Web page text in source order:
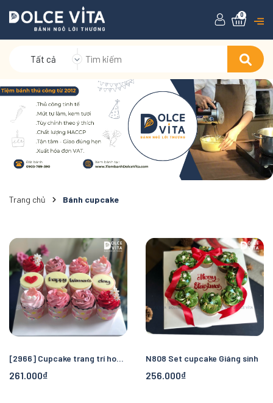
Tất cả
0
Trang chủ Bánh cupcake
[2966] Cupcake trang trí hoa kem theo tone màu.
261.000₫
N808 Set cupcake Giáng sinh
256.000₫